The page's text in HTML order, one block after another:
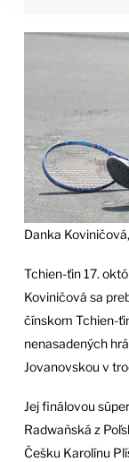
Danka
Tchien-ťin 17.
Koviničová sa
čínskom Tchien-
nenasadených
Jovanovskou v
Jej finálovou
Radwaňská z
Češku Karolínu